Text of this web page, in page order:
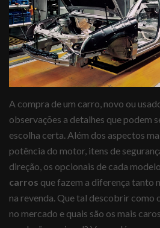
A compra de um carro, novo ou
observações a detalhes que podem
escolha certa. Além dos aspectos
potência do motor, itens de
direção, os opcionais de cada
carros que fazem a diferença tanto
na revenda. Que tal descobrir como
no mercado e quais são os mais